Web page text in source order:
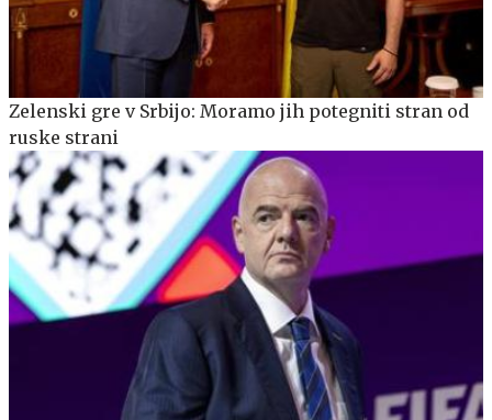
Zelenski gre v Srbijo: Moramo jih potegniti stran od
ruske strani